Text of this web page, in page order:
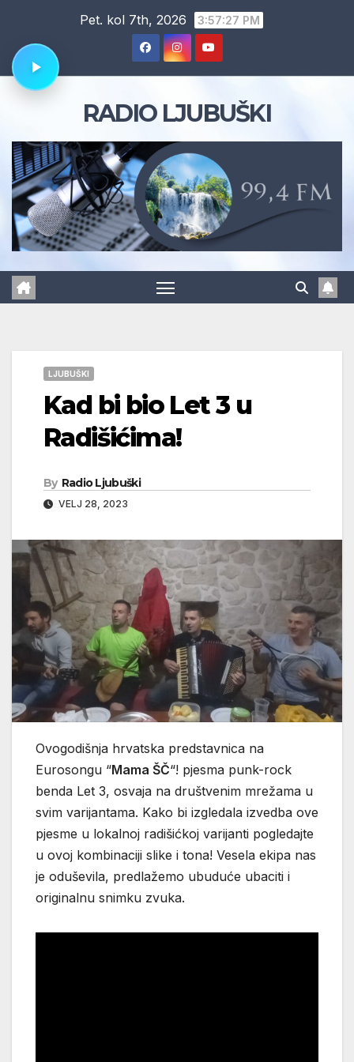
content
Pet. kol 7th, 2026 3:57:28 PM
RADIO LJUBUŠKI
LJUBUŠKI
Kad bi bio Let 3 u
Radišićima!
By Radio Ljubuški
VELJ 28, 2023
Ovogodišnja hrvatska predstavnica na
Eurosongu “Mama ŠČ“! pjesma punk-rock
benda Let 3, osvaja na društvenim mrežama u
svim varijantama. Kako bi izgledala izvedba ove
pjesme u lokalnoj radišićkoj varijanti pogledajte
u ovoj kombinaciji slike i tona! Vesela ekipa nas
je oduševila, predlažemo ubuduće ubaciti i
originalnu snimku zvuka.